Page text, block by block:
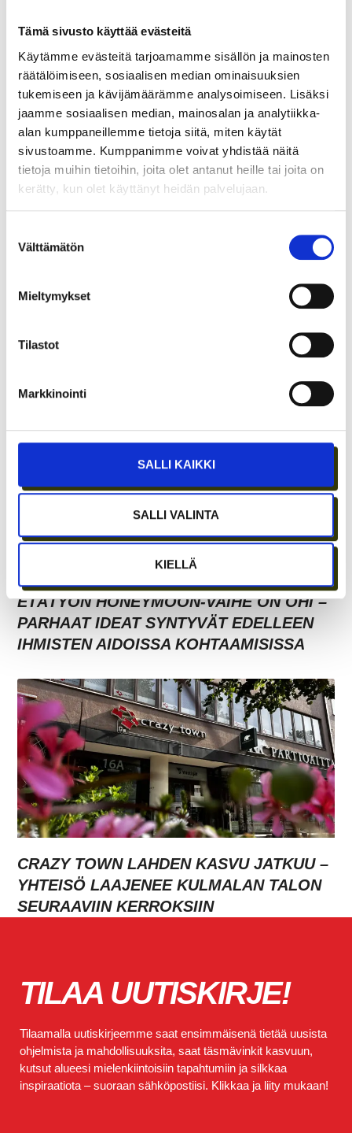
Tämä sivusto käyttää evästeitä
Käytämme evästeitä tarjoamamme sisällön ja mainosten
räätälöimiseen, sosiaalisen median ominaisuuksien
tukemiseen ja kävijämäärämme analysoimiseen. Lisäksi
jaamme sosiaalisen median, mainosalan ja analytiikka-
alan kumppaneillemme tietoja siitä, miten käytät
sivustoamme. Kumppanimme voivat yhdistää näitä
tietoja muihin tietoihin, joita olet antanut heille tai joita on
kerätty, kun olet käyttänyt heidän palvelujaan.
valinta
Välttämätön
Mieltymykset
Tilastot
Markkinointi
SALLI KAIKKI
SALLI VALINTA
KIELLÄ
ASIAKASYMMÄRRYS SYNTYY IHMISTEN
KESKELLÄ – JA NIIN SYNTYY MYÖS
MYYNTI
ETÄTYÖN HONEYMOON-VAIHE ON OHI –
PARHAAT IDEAT SYNTYVÄT EDELLEEN
IHMISTEN AIDOISSA KOHTAAMISISSA
CRAZY TOWN LAHDEN KASVU JATKUU –
YHTEISÖ LAAJENEE KULMALAN TALON
SEURAAVIIN KERROKSIIN
TILAA UUTISKIRJE!
Tilaamalla uutiskirjeemme saat ensimmäisenä tietää uusista
ohjelmista ja mahdollisuuksita, saat täsmävinkit kasvuun,
kutsut alueesi mielenkiintoisiin tapahtumiin ja silkkaa
inspiraatiota – suoraan sähköpostiisi. Klikkaa ja liity mukaan!